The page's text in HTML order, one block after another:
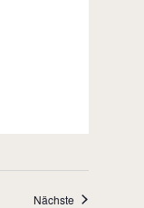
Nächste